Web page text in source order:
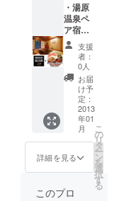
・湯原
温泉ペ
ア宿泊
券 ・湯
原産青
大豆き
よみど
り「キ
ヨミド
リ豆カ
レー」
レトル
トパッ
ク５
パック
支援
者：
0人
お届
け予
定：
2013
年01
月
詳細を見る
こ
の
リ
タ
ー
ン
を
選
択
す
る
このプロ